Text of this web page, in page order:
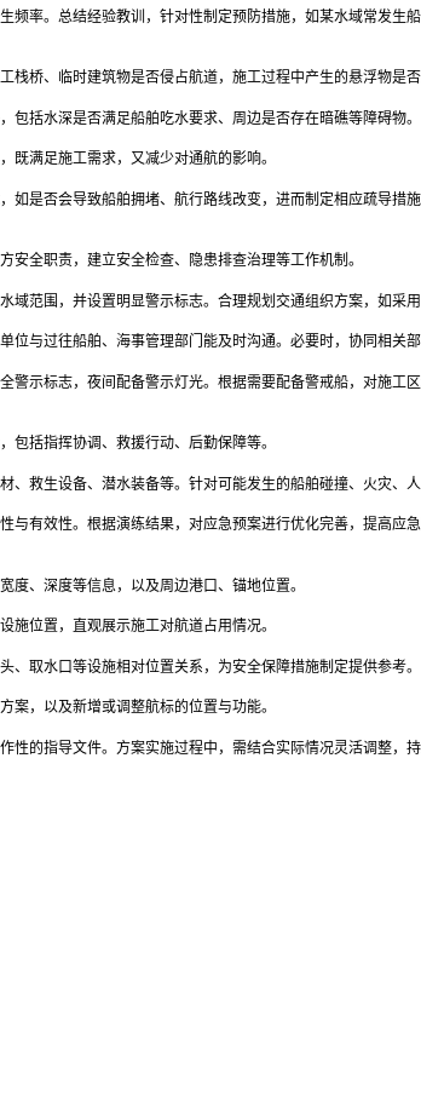
率。总结经验教训，针对性制定预防措施，如某水域常发生
桥、临时建筑物是否侵占航道，施工过程中产生的悬浮物是否
括水深是否满足船舶吃水要求、周边是否存在暗礁等障碍物。
既满足施工需求，又减少对通航的影响。
是否会导致船舶拥堵、航行路线改变，进而制定相应疏导措施
全职责，建立安全检查、隐患排查治理等工作机制。
域范围，并设置明显警示标志。合理规划交通组织方案，如采
与过往船舶、海事管理部门能及时沟通。必要时，协同相关
示标志，夜间配备警示灯光。根据需要配备警戒船，对施工
包括指挥协调、救援行动、后勤保障等。
、救生设备、潜水装备等。针对可能发生的船舶碰撞、火灾、
有效性。根据演练结果，对应急预案进行优化完善，提高应急
度、深度等信息，以及周边港口、锚地位置。
施位置，直观展示施工对航道占用情况。
取水口等设施相对位置关系，为安全保障措施制定提供参考。
案，以及新增或调整航标的位置与功能。
性的指导文件。方案实施过程中，需结合实际情况灵活调整，